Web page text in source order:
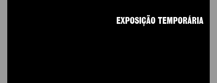
EXPOSIÇÃO TEMPORÁRIA